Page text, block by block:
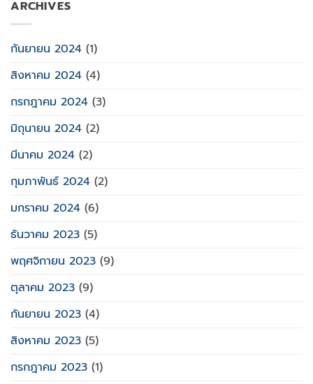
ARCHIVES
กันยายน 2024 (1)
สิงหาคม 2024 (4)
กรกฎาคม 2024 (3)
มิถุนายน 2024 (2)
มีนาคม 2024 (2)
กุมภาพันธ์ 2024 (2)
มกราคม 2024 (6)
ธันวาคม 2023 (5)
พฤศจิกายน 2023 (9)
ตุลาคม 2023 (9)
กันยายน 2023 (4)
สิงหาคม 2023 (5)
กรกฎาคม 2023 (1)